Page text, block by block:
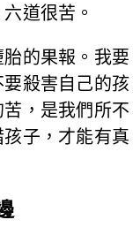
道很苦。
的果報。我要
殺害自己的孩
，是我們所不
子，才能有真